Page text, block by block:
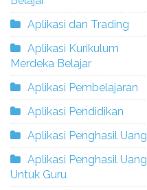
Aplikasi dan Trading
Aplikasi Kurikulum
Merdeka Belajar
Aplikasi Pembelajaran
Aplikasi Pendidikan
Aplikasi Penghasil Uang
Aplikasi Penghasil Uang
Untuk Guru